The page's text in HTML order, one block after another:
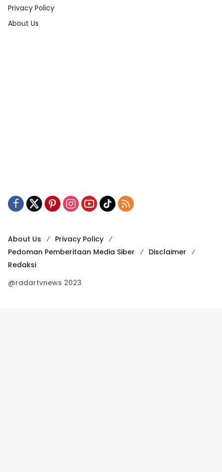
Privacy Policy
About Us
About Us
Privacy Policy
Pedoman Pemberitaan Media Siber
Disclaimer
Redaksi
@radartvnews 2023